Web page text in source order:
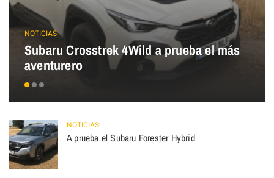
NOTICIAS
Subaru Crosstrek 4Wild a prueba el más
aventurero
NOTICIAS
A prueba el Subaru Forester Hybrid